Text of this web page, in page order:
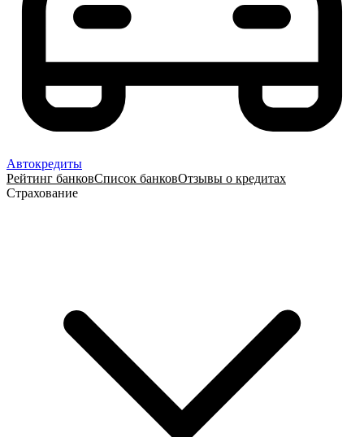
Автокредиты
Рейтинг банковСписок банковОтзывы о кредитах
Страхование